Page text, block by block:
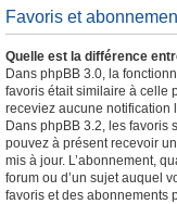
Favoris et
Quelle est la différence
Dans phpBB 3.0, la
favoris était similaire à celle
receviez aucune notification
Dans phpBB 3.2, les favoris
pouvez à présent recevoir
mis à jour. L’abonnement,
forum ou d’un sujet auquel
favoris et des abonnements